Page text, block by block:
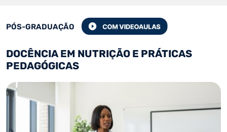
PÓS-GRADUAÇÃO
DOCÊNCIA EM NUTRIÇÃO E PRÁTICAS
PEDAGÓGICAS